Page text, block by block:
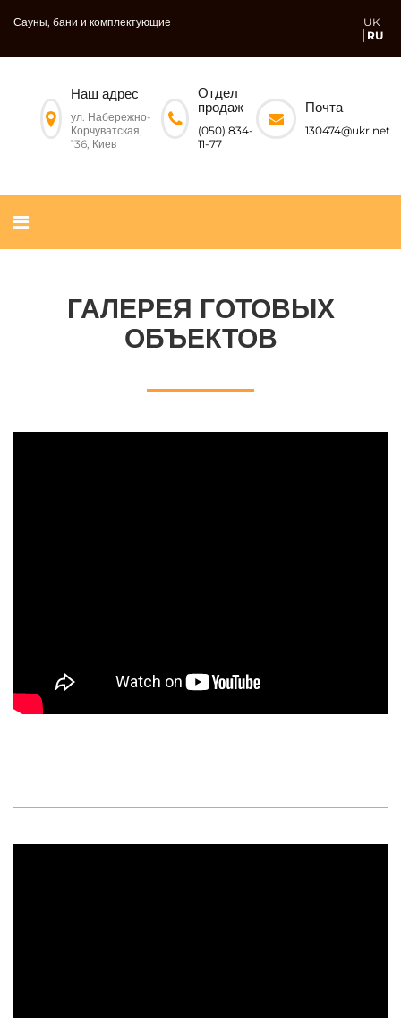
Сауны, бани и комплектующие
UK
RU
Наш адрес
ул. Набережно-
Корчуватская,
136, Киев
Отдел
продаж
(050) 834-
11-77
Почта
130474@ukr.net
ГАЛЕРЕЯ ГОТОВЫХ
ОБЪЕКТОВ